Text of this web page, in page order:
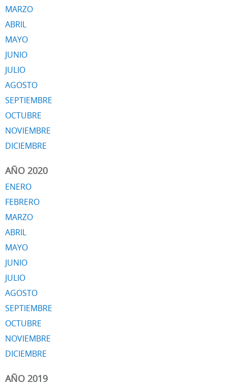
MARZO
ABRIL
MAYO
JUNIO
JULIO
AGOSTO
SEPTIEMBRE
OCTUBRE
NOVIEMBRE
DICIEMBRE
AÑO 2020
ENERO
FEBRERO
MARZO
ABRIL
MAYO
JUNIO
JULIO
AGOSTO
SEPTIEMBRE
OCTUBRE
NOVIEMBRE
DICIEMBRE
AÑO 2019